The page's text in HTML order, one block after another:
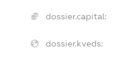
dossier.capital:
dossier.kveds: